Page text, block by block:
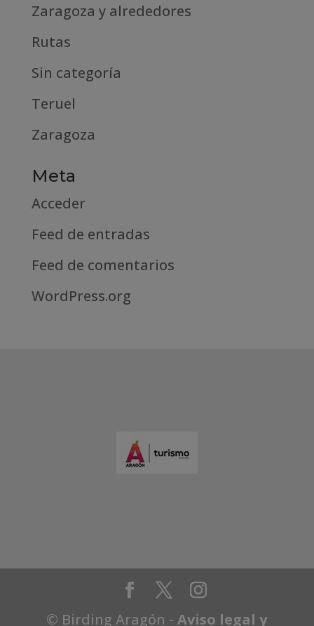
Zaragoza y alrededores
Rutas
Sin categoría
Teruel
Zaragoza
Meta
Acceder
Feed de entradas
Feed de comentarios
WordPress.org
© Birding Aragón -Aviso legal y